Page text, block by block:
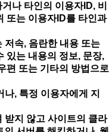
나 타인의 이용자ID, 비
또는 이용자ID를 타인과
속, 음란한 내용 또는
있는 내용의 정보, 문장,
편 또는 기타의 방법으로
, 특정 이용자에게 지
지 않고 사이트의 클라